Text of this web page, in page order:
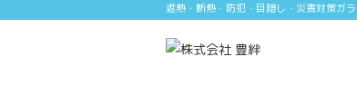
遮熱・断熱・防犯・目隠し・災害対策ガ